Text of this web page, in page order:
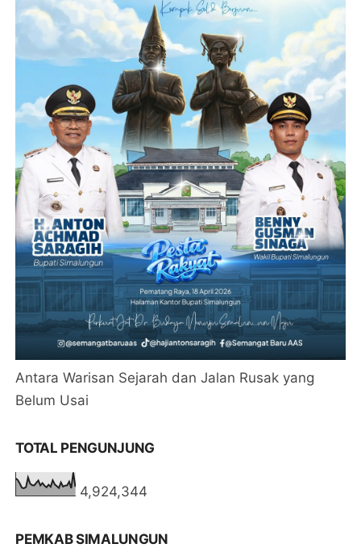
Antara Warisan Sejarah dan Jalan Rusak yang
Belum Usai
TOTAL PENGUNJUNG
4,924,344
PEMKAB SIMALUNGUN